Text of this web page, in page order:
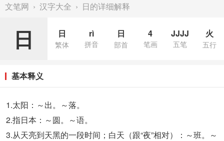
文笔网 › 汉字大全 › 日的详细解释
日 日
繁体
rì
拼音
日
部首
4
笔画
JJJJ
五笔
火
五行
基本释义
1.太阳 ：～出。～落。
2.指日本 ：～圆。～语。
3.从天亮到天黑的一段时间；白天（跟“夜”相对）
：～班。～